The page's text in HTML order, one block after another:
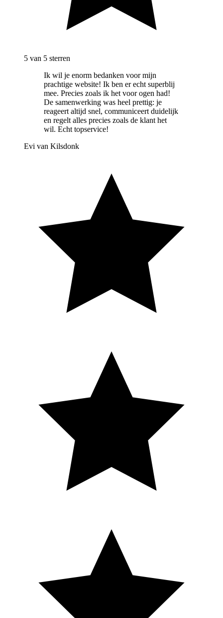
5 van 5 sterren
Ik wil je enorm bedanken voor mijn
prachtige website! Ik ben er echt superblij
mee. Precies zoals ik het voor ogen had!
De samenwerking was heel prettig: je
reageert altijd snel, communiceert duidelijk
en regelt alles precies zoals de klant het
wil. Echt topservice!
Evi van Kilsdonk